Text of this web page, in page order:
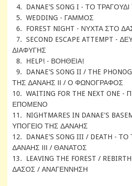
4. DANAE'S SONG I - ΤΟ
5. WEDDING - ΓΑΜΜΟΣ
6. FOREST NIGHT - ΝΥΧΤΑ ΣΤΟ
7. SECOND ESCAPE ATTEMPT -
ΔΙΑΦΥΓΗΣ
8. HELP! - ΒΟΗΘΕΙΑ!
9. DANAE'S SONG II / THE
ΤΗΣ ΔΑΝΑΗΣ ΙΙ / Ο ΦΩΝΟΓΡΑΦΟΣ
10. WAITING FOR THE NEXT ONE
ΕΠΟΜΕΝΟ
11. NIGHTMARES IN DANAE'S
ΥΠΟΓΕΙΟ ΤΗΣ ΔΑΝΑΗΣ
12. DANAE'S SONG III / DEATH -
ΔΑΝΑΗΣ ΙΙΙ / ΘΑΝΑΤΟΣ
13. LEAVING THE FOREST /
ΔΑΣΟΣ / ΑΝΑΓΕΝΝΗΣΗ